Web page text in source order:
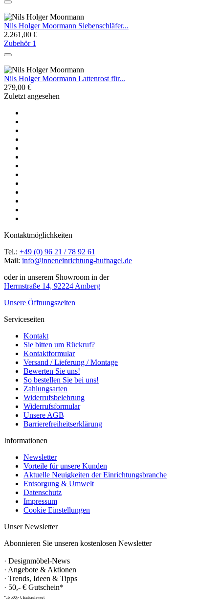
Nils Holger Moormann Siebenschläfer...
2.261,00 €
Zubehör 1
Nils Holger Moormann Lattenrost für...
279,00 €
Zuletzt angesehen
Kontaktmöglichkeiten
Tel.: +49 (0) 96 21 / 78 92 61
Mail: info@inneneinrichtung-hufnagel.de
oder in unserem Showroom in der
Herrnstraße 14, 92224 Amberg
Unsere Öffnungszeiten
Serviceseiten
Kontakt
Sie bitten um Rückruf?
Kontaktformular
Versand / Lieferung / Montage
Bewerten Sie uns!
So bestellen Sie bei uns!
Zahlungsarten
Widerrufsbelehrung
Widerrufsformular
Unsere AGB
Barrierefreiheitserklärung
Informationen
Newsletter
Vorteile für unsere Kunden
Aktuelle Neuigkeiten der Einrichtungsbranche
Entsorgung & Umwelt
Datenschutz
Impressum
Cookie Einstellungen
Unser Newsletter
Abonnieren Sie unseren kostenlosen Newsletter
· Designmöbel-News
· Angebote & Aktionen
· Trends, Ideen & Tipps
· 50,- € Gutschein*
*ab 500,- € Einkaufswert